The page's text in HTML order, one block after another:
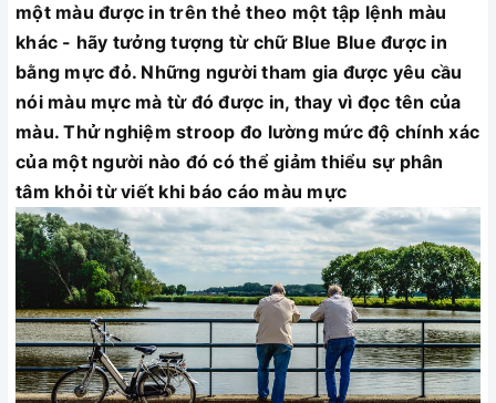
một màu được in trên thẻ theo một tập lệnh màu
khác - hãy tưởng tượng từ chữ Blue Blue được in
bằng mực đỏ. Những người tham gia được yêu cầu
nói màu mực mà từ đó được in, thay vì đọc tên của
màu. Thử nghiệm stroop đo lường mức độ chính xác
của một người nào đó có thể giảm thiểu sự phân
tâm khỏi từ viết khi báo cáo màu mực